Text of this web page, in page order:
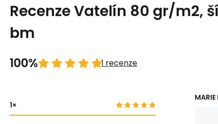
Recenze Vatelín 80 gr/m2,
bm
100% 1 recenze
1
MARIE